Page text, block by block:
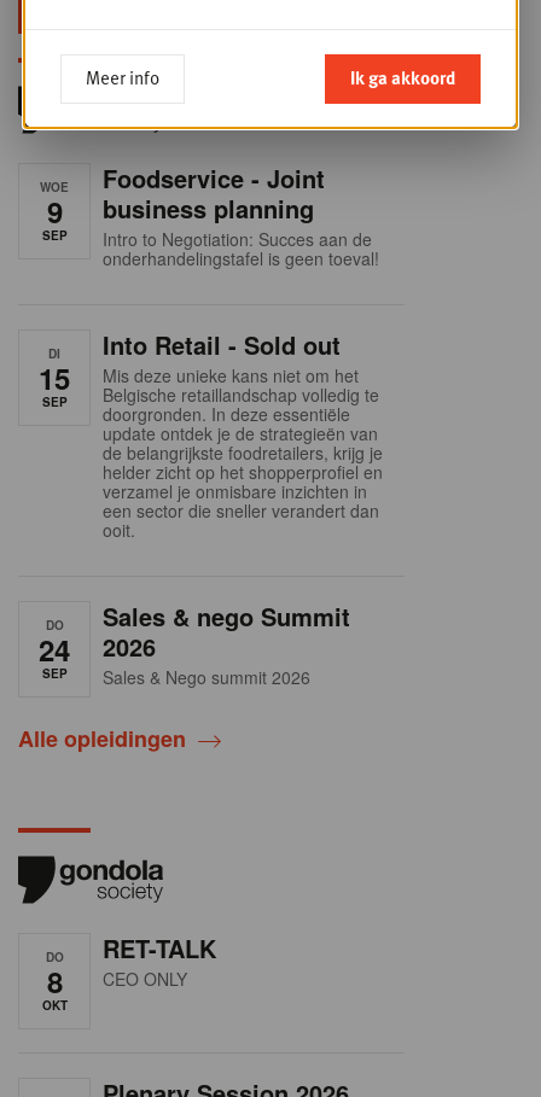
WOE
9
SEP
Foodservice - Joint
business planning
Intro to Negotiation: Succes aan de
onderhandelingstafel is geen toeval!
DI
15
SEP
Into Retail - Sold out
Mis deze unieke kans niet om het
Belgische retaillandschap volledig te
doorgronden. In deze essentiële
update ontdek je de strategieën van
de belangrijkste foodretailers, krijg je
helder zicht op het shopperprofiel en
verzamel je onmisbare inzichten in
een sector die sneller verandert dan
ooit.
DO
24
SEP
Sales & nego Summit
2026
Sales & Nego summit 2026
Alle opleidingen
DO
8
OKT
RET-TALK
CEO ONLY
Meer info Ik ga akkoord